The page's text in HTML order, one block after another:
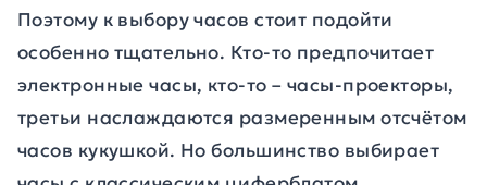
Поэтому к выбору часов стоит подойти
особенно тщательно. Кто-то предпочитает
электронные часы, кто-то – часы-проекторы,
третьи наслаждаются размеренным отсчётом
часов кукушкой. Но большинство выбирает